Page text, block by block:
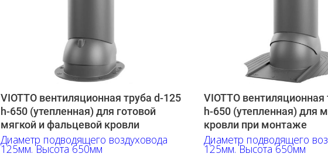
VIOTTO вентиляционная труба d-125
h-650 (утепленная) для готовой
мягкой и фальцевой кровли
Диаметр подводящего воздуховода
125мм. Высота 650мм
VIOTTO вентиляционная
h-650 (утепленная) для
кровли при монтаже
Диаметр подводящего
125мм. Высота 650мм